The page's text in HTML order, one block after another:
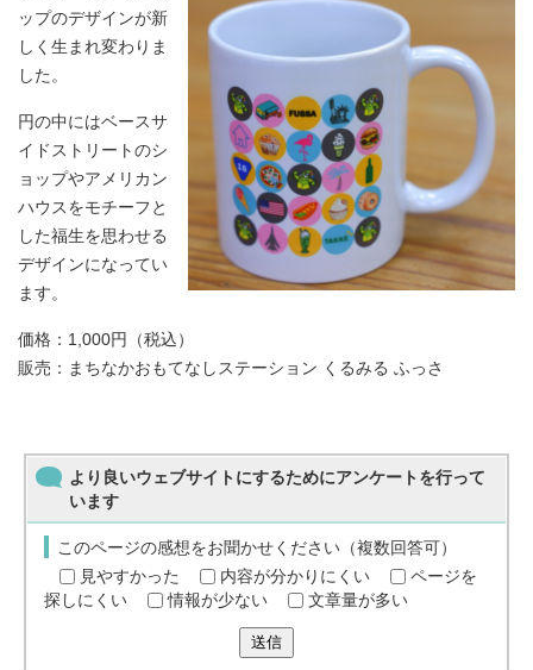
ップのデザインが新
しく生まれ変わりま
した。
円の中にはベースサ
イドストリートのシ
ョップやアメリカン
ハウスをモチーフと
した福生を思わせる
デザインになってい
ます。
価格：1,000円（税込）
販売：まちなかおもてなしステーション くるみる ふっさ
より良いウェブサイトにするためにアンケートを行って
います
このページの感想をお聞かせください（複数回答可）
見やすかった
内容が分かりにくい
ページを
探しにくい
情報が少ない 文章量が多い
送信